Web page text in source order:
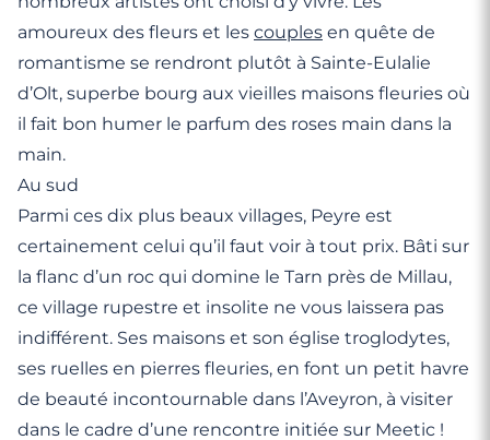
amoureux des fleurs et les couples en quête de
romantisme se rendront plutôt à Sainte-Eulalie
d’Olt, superbe bourg aux vieilles maisons fleuries où
il fait bon humer le parfum des roses main dans la
main.
Au sud
Parmi ces dix plus beaux villages, Peyre est
certainement celui qu’il faut voir à tout prix. Bâti sur
la flanc d’un roc qui domine le Tarn près de Millau,
ce village rupestre et insolite ne vous laissera pas
indifférent. Ses maisons et son église troglodytes,
ses ruelles en pierres fleuries, en font un petit havre
de beauté incontournable dans l’Aveyron, à visiter
dans le cadre d’une rencontre initiée sur Meetic !